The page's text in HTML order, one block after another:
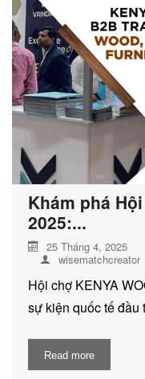
Khám phá
2025:...
25 Tháng 4, 2025
wisematchcreator
Hội chợ KENYA
sự kiện quốc tế
Read more
DỊCH VỤ KIỂM KÊ
KÍNH